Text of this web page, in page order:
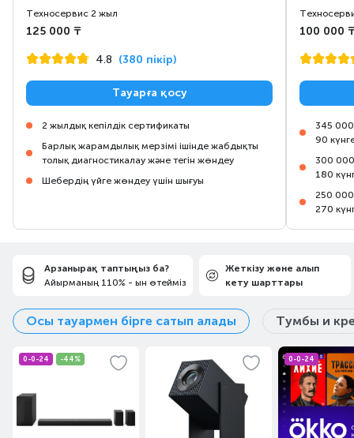
Техносервис 2 жыл
125 000 ₸
4.8 (380 пікір)
Тауарға қосу
2 жылдық кепілдік сертификаты
Барлық жарамдылық мерзімі ішінде жабдықты
толық диагностикалау және тегін жөндеу
Шебердің үйге жөндеу үшін шығуы
100 000
345 000
90
300 000
180
250 000
270
Арзанырақ таптыңыз ба?
Айырманың 110% - ын өтейміз
Жеткізу және алып
кету шарттары
Осы тауармен бірге сатып алады Тумбы и
0-0-24 -44% 0-0-24